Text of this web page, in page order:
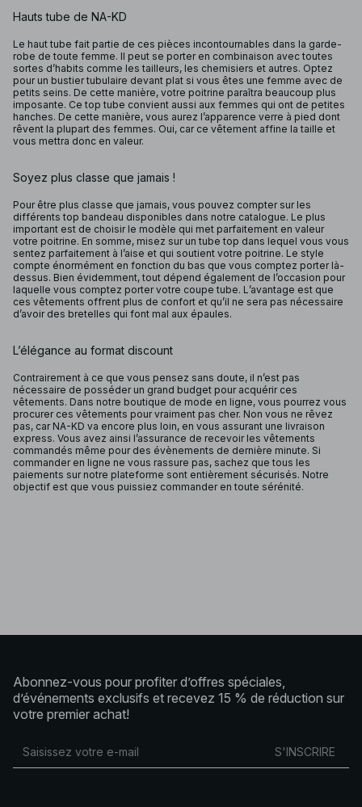
Hauts tube de NA-KD
Le haut tube fait partie de ces pièces incontournables dans la garde-
robe de toute femme. Il peut se porter en combinaison avec toutes
sortes d’habits comme les tailleurs, les chemisiers et autres. Optez
pour un bustier tubulaire devant plat si vous êtes une femme avec de
petits seins. De cette manière, votre poitrine paraîtra beaucoup plus
imposante. Ce top tube convient aussi aux femmes qui ont de petites
hanches. De cette manière, vous aurez l’apparence verre à pied dont
rêvent la plupart des femmes. Oui, car ce vêtement affine la taille et
vous mettra donc en valeur.
Soyez plus classe que jamais !
Pour être plus classe que jamais, vous pouvez compter sur les
différents top bandeau disponibles dans notre catalogue. Le plus
important est de choisir le modèle qui met parfaitement en valeur
votre poitrine. En somme, misez sur un tube top dans lequel vous vous
sentez parfaitement à l’aise et qui soutient votre poitrine. Le style
compte énormément en fonction du bas que vous comptez porter là-
dessus. Bien évidemment, tout dépend également de l’occasion pour
laquelle vous comptez porter votre coupe tube. L’avantage est que
ces vêtements offrent plus de confort et qu’il ne sera pas nécessaire
d’avoir des bretelles qui font mal aux épaules.
L’élégance au format discount
Contrairement à ce que vous pensez sans doute, il n’est pas
nécessaire de posséder un grand budget pour acquérir ces
vêtements. Dans notre boutique de mode en ligne, vous pourrez vous
procurer ces vêtements pour vraiment pas cher. Non vous ne rêvez
pas, car NA-KD va encore plus loin, en vous assurant une livraison
express. Vous avez ainsi l’assurance de recevoir les vêtements
commandés même pour des évènements de dernière minute. Si
commander en ligne ne vous rassure pas, sachez que tous les
paiements sur notre plateforme sont entièrement sécurisés. Notre
objectif est que vous puissiez commander en toute sérénité.
Abonnez-vous pour profiter d’offres spéciales,
d’événements exclusifs et recevez 15 % de réduction sur
votre premier achat!
S'INSCRIRE